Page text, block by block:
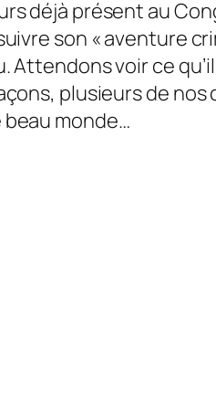
déjà présent au
son « aventure
Attendons voir ce
plusieurs de nos
monde…